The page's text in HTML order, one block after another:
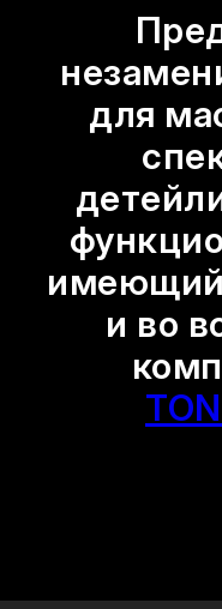
для
имеющий
и во
Меня зовут
Я являюсь
детейлинг-